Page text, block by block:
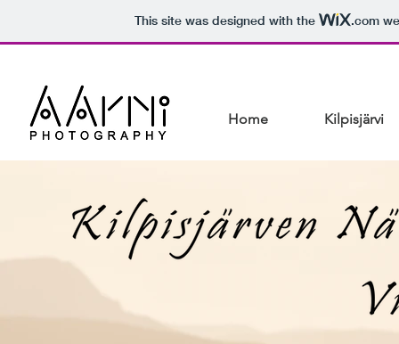
This site was designed with the .com
Home Kilpisjärvi